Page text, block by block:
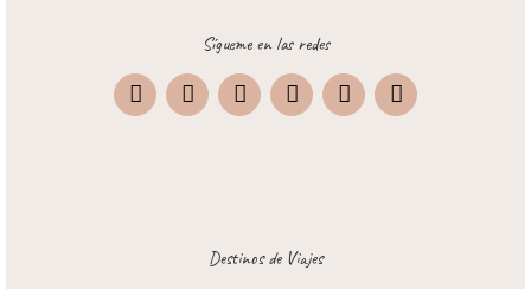
Sígueme en las redes
InstagramFacebook
X Pinterest TripAdvisor
Destinos de Viajes